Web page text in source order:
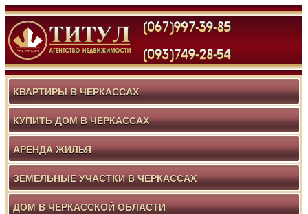
КВАРТИРЫ В ЧЕРКАССАХ
КУПИТЬ ДОМ В ЧЕРКАССАХ
АРЕНДА ЖИЛЬЯ
ЗЕМЕЛЬНЫЕ УЧАСТКИ В ЧЕРКАССАХ
ДОМ В ЧЕРКАССКОЙ ОБЛАСТИ